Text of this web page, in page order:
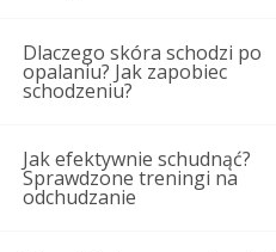
Dlaczego skóra schodzi po
opalaniu? Jak zapobiec
schodzeniu?
Jak efektywnie schudnąć?
Sprawdzone treningi na
odchudzanie